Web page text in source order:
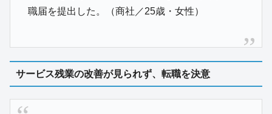
職届を提出した。（商社／25歳・女性）
サービス残業の改善が見られず、転職を決意